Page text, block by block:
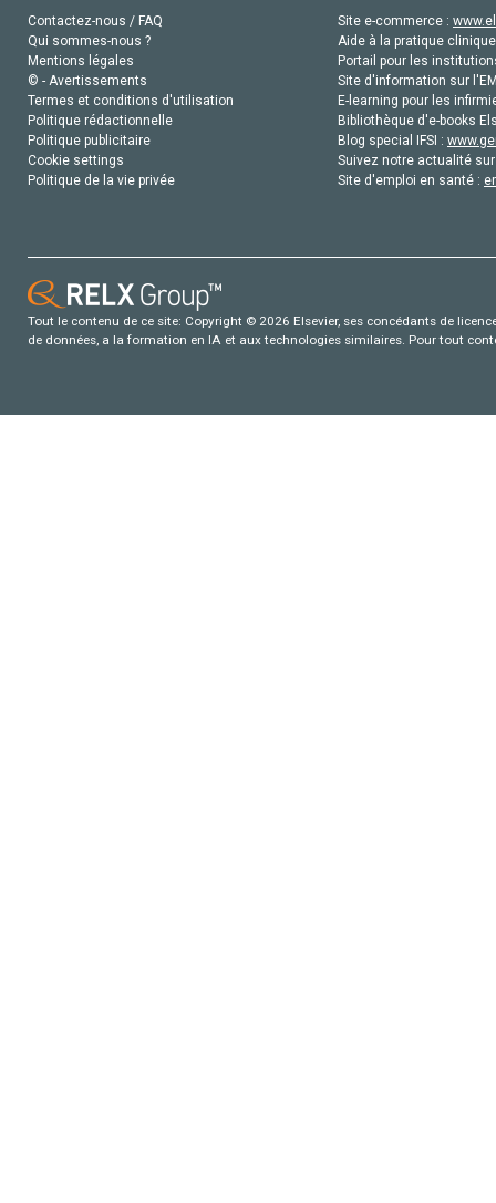
Contactez-nous / FAQ
Qui sommes-nous ?
Mentions légales
© - Avertissements
Termes et conditions d'utilisation
Politique rédactionnelle
Politique publicitaire
Cookie settings
Politique de la vie privée
Site e-commerce :
Aide à la pratique
Portail pour les
Site d'information sur
E-learning pour les
Bibliothèque d'e-books
Blog special IFSI :
Suivez notre actualité
Site d'emploi en santé :
Tout le contenu de ce site: Copyright © 2026 Elsevier, ses concédants de
de données, a la formation en IA et aux technologies similaires. Pour tout